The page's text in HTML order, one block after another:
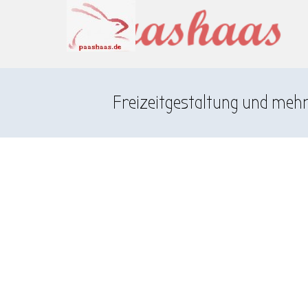
Direkt zum Seiteninhalt
Menü überspringen
Freizeitgestaltung und